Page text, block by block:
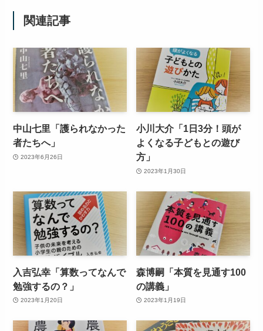
関連記事
中山七里「護られなかった
者たちへ」
2023年6月26日
小川大介「1日3分！頭が
よくなる子どもとの遊び
方」
2023年1月30日
入吉弘幸「算数ってなんで
勉強するの？」
2023年1月20日
森博嗣「本質を見通す100
の講義」
2023年1月19日